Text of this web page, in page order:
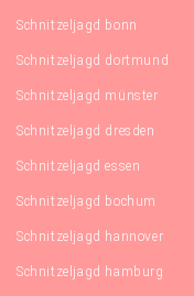
Schnitzeljagd bonn
Schnitzeljagd dortmund
Schnitzeljagd münster
Schnitzeljagd dresden
Schnitzeljagd essen
Schnitzeljagd bochum
Schnitzeljagd hannover
Schnitzeljagd hamburg